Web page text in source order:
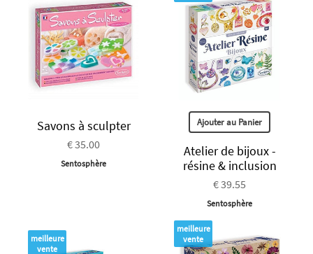
Savons à sculpter
€ 35.00
Sentosphère
Ajouter au Panier
Atelier de bijoux -
résine & inclusion
€ 39.55
Sentosphère
meilleure
vente
meilleure
vente